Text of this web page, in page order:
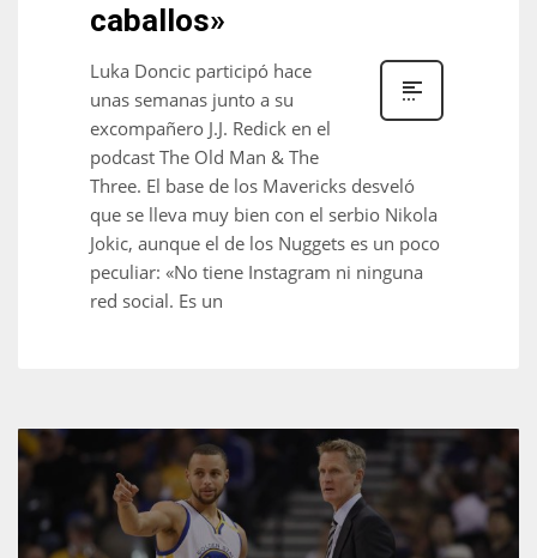
caballos»
Luka Doncic participó hace
unas semanas junto a su
excompañero J.J. Redick en el
podcast The Old Man & The
Three. El base de los Mavericks desveló
que se lleva muy bien con el serbio Nikola
Jokic, aunque el de los Nuggets es un poco
peculiar: «No tiene Instagram ni ninguna
red social. Es un